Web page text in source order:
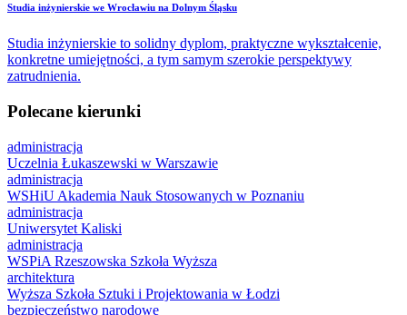
Studia inżynierskie we Wrocławiu na Dolnym Śląsku
Studia inżynierskie to solidny dyplom, praktyczne wykształcenie,
konkretne umiejętności, a tym samym szerokie perspektywy
zatrudnienia.
Polecane kierunki
administracja
Uczelnia Łukaszewski w Warszawie
administracja
WSHiU Akademia Nauk Stosowanych w Poznaniu
administracja
Uniwersytet Kaliski
administracja
WSPiA Rzeszowska Szkoła Wyższa
architektura
Wyższa Szkoła Sztuki i Projektowania w Łodzi
bezpieczeństwo narodowe